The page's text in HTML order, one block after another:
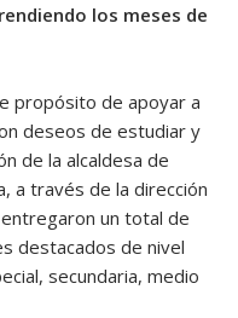
los meses de
propósito de apoyar a
deseos de estudiar y
de la alcaldesa de
a través de la dirección
un total de
destacados de nivel
secundaria, medio